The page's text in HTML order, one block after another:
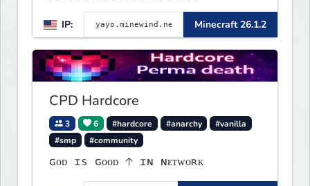
▌▌▌▌▌▌▌▌▌▌▌▌▌▌▌▌▌▌▌▌▌▌▌▌▌▌▌▌▌▌
▌▌MINEWIND▌▌▌▌▌▌▌▌▌▌▌▌
IP: Minecraft 26.1.2
CPD Hardcore
3 6 #hardcore #anarchy
#vanilla
#smp
#community
ɢᴏᴅ ɪs ɢᴏᴏᴅ 🡡 ɪɴ ɴᴇᴛᴡᴏʀᴋ